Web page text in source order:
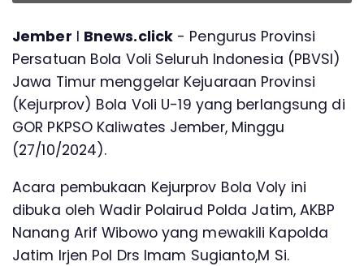
Jember l Bnews.click - Pengurus Provinsi
Persatuan Bola Voli Seluruh Indonesia (PBVSI)
Jawa Timur menggelar Kejuaraan Provinsi
(Kejurprov) Bola Voli U-19 yang berlangsung di
GOR PKPSO Kaliwates Jember, Minggu
(27/10/2024).
Acara pembukaan Kejurprov Bola Voly ini
dibuka oleh Wadir Polairud Polda Jatim, AKBP
Nanang Arif Wibowo yang mewakili Kapolda
Jatim Irjen Pol Drs Imam Sugianto,M Si.